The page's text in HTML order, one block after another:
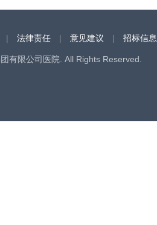
| 法律责任 | 意见建议 | 招标信息
有限公司医院. All Rights Reserved.